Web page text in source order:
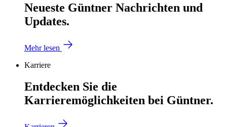
Neueste Güntner Nachrichten und
Updates.
Mehr lesen
Karriere
Entdecken Sie die
Karrieremöglichkeiten bei Güntner.